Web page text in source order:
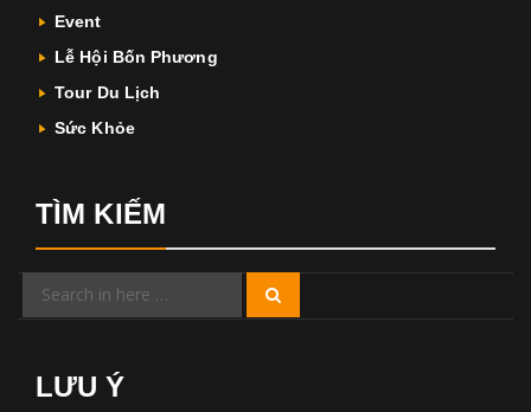
Event
Lễ Hội Bốn Phương
Tour Du Lịch
Sức Khỏe
TÌM KIẾM
Search
LƯU Ý